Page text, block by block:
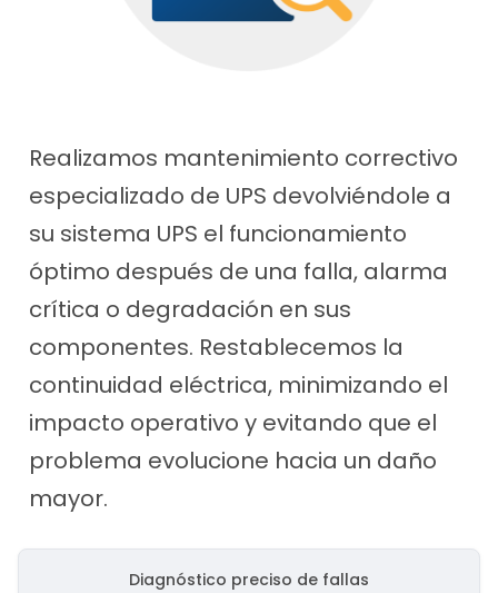
Realizamos mantenimiento correctivo
especializado de UPS devolviéndole a
su sistema UPS el funcionamiento
óptimo después de una falla, alarma
crítica o degradación en sus
componentes. Restablecemos la
continuidad eléctrica, minimizando el
impacto operativo y evitando que el
problema evolucione hacia un daño
mayor.
Diagnóstico preciso de fallas